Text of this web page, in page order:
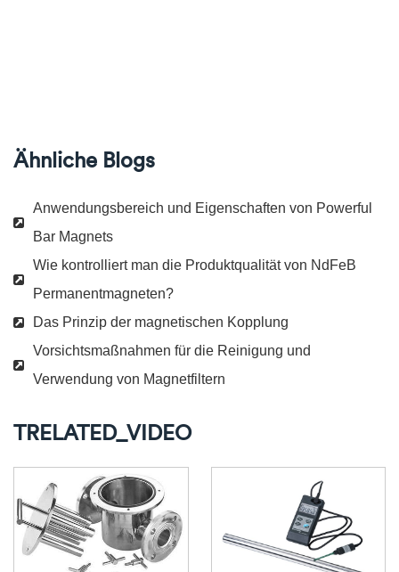
Ähnliche Blogs
Anwendungsbereich und Eigenschaften von Powerful
Bar Magnets
Wie kontrolliert man die Produktqualität von NdFeB
Permanentmagneten?
Das Prinzip der magnetischen Kopplung
Vorsichtsmaßnahmen für die Reinigung und
Verwendung von Magnetfiltern
TRELATED_VIDEO